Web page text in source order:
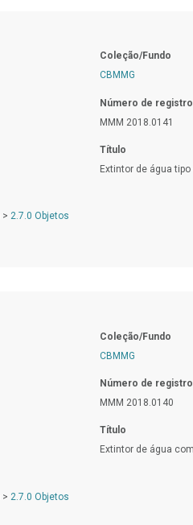
> 2.7.0 Objetos
Coleção/Fundo
CBMMG
Número de registro
MMM 2018.0141
Título
Extintor de água
> 2.7.0 Objetos
Coleção/Fundo
CBMMG
Número de registro
MMM 2018.0140
Título
Extintor de água